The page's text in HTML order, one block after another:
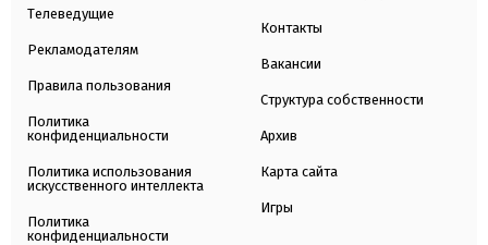
Телеведущие
Рекламодателям
Правила пользования
Политика
конфиденциальности
Политика использования
искусственного интеллекта
Политика
конфиденциальности
Контакты
Вакансии
Структура собственности
Архив
Карта сайта
Игры